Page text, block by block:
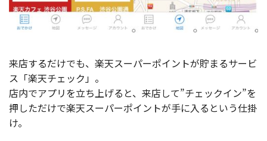
来店するだけでも、楽天スーパーポイントが貯まるサービ
ス「楽天チェック」。
店内でアプリを立ち上げると、来店して”チェックイン”を
押しただけで楽天スーパーポイントが手に入るという仕掛
け。